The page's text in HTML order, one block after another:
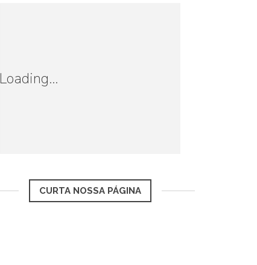
Loading...
CURTA NOSSA PÁGINA